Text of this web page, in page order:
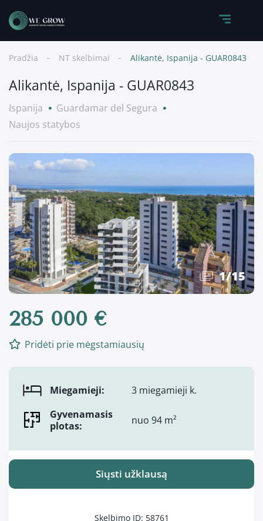
Pradžia NT skelbimai Alikantė, Ispanija - GUAR0843
Alikantė, Ispanija - GUAR0843
Ispanija
Guardamar del Segura
Naujos statybos
1/15
285 000 €
Pridėti prie mėgstamiausių
Miegamieji:
3 miegamieji k.
Gyvenamasis
plotas:
nuo 94 m²
Siųsti užklausą
Skelbimo ID: 58761